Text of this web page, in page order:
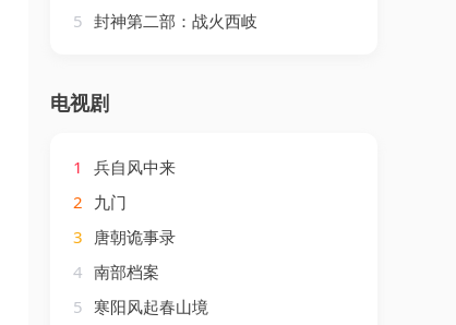
5 封神第二部：战火西岐
电视剧
1
兵自风中来
2 九门
3 唐朝诡事录
4 南部档案
5 寒阳风起春山境